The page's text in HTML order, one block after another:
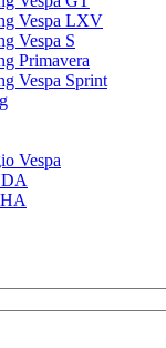
Vespa LXV
Vespa S
Primavera
Vespa Sprint
Vespa